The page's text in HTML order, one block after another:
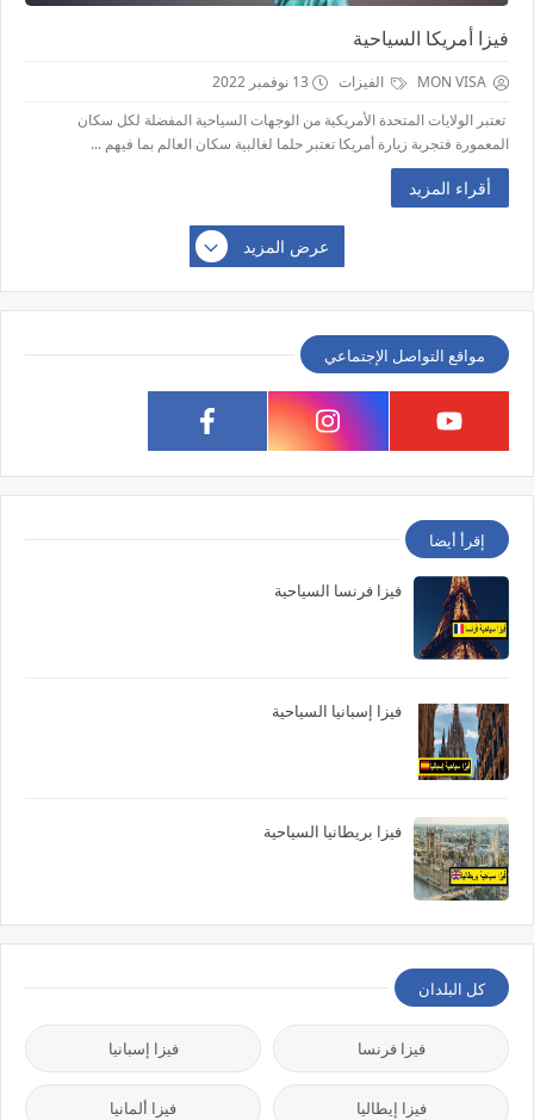
فيزا أمريكا السياحية
MON VISA الفيزات
13 نوفمبر 2022
تعتبر الولايات المتحدة الأمريكية من الوجهات السياحية المفضلة لكل سكان
المعمورة فتجربة زيارة أمريكا تعتبر حلما لغالبية سكان العالم بما فيهم ...
أقراء المزيد
عرض المزيد
مواقع التواصل الإجتماعي
إقرأ أيضا
فيزا فرنسا السياحية
فيزا إسبانيا السياحية
فيزا بريطانيا السياحية
كل البلدان
فيزا فرنسا فيزا إسبانيا
فيزا إيطاليا فيزا ألمانيا